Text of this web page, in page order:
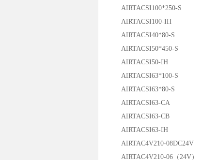
AIRTACSI100*250-S
AIRTACSI100-IH
AIRTACSI40*80-S
AIRTACSI50*450-S
AIRTACSI50-IH
AIRTACSI63*100-S
AIRTACSI63*80-S
AIRTACSI63-CA
AIRTACSI63-CB
AIRTACSI63-IH
AIRTAC4V210-08DC24V
AIRTAC4V210-06（24V）